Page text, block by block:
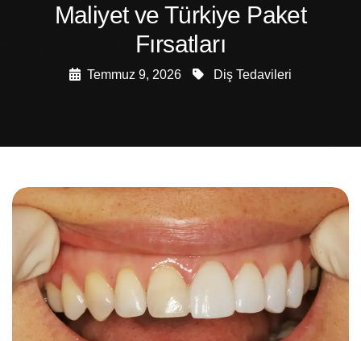
Maliyet ve Türkiye Paket
Fırsatları
Temmuz 9, 2026 Diş Tedavileri